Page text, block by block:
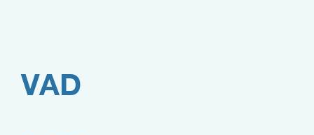
VAD